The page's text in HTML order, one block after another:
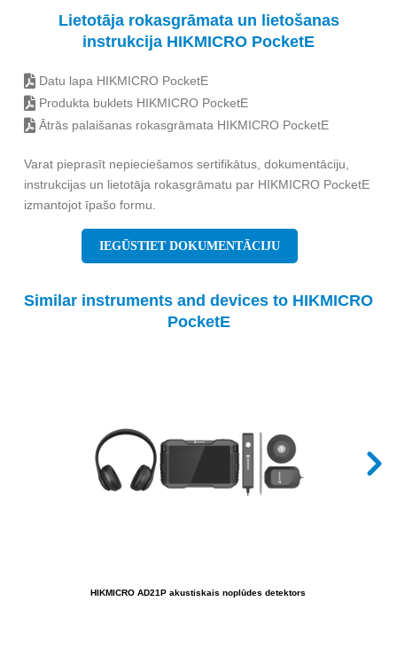
Lietotāja rokasgrāmata un lietošanas
instrukcija HIKMICRO PocketE
Datu lapa HIKMICRO PocketE
Produkta buklets HIKMICRO PocketE
Ātrās palaišanas rokasgrāmata HIKMICRO PocketE
Varat pieprasīt nepieciešamos sertifikātus, dokumentāciju,
instrukcijas un lietotāja rokasgrāmatu par HIKMICRO PocketE
izmantojot īpašo formu.
IEGŪSTIET DOKUMENTĀCIJU
Similar instruments and devices to HIKMICRO
PocketE
HIKMICRO AD21P akustiskais noplūdes detektors